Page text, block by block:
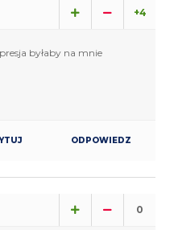
+4
byłaby na mnie
ODPOWIEDZ
0